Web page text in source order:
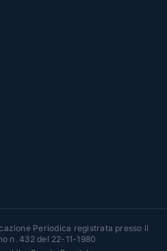
Periodica registrata presso il
n. 432 del 22-11-1980